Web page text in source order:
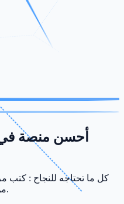
أحسن منصة في
كل ما تحتاجه للنجاح : كتب
من إعداد أفضل الأساتذة في صفاقس.